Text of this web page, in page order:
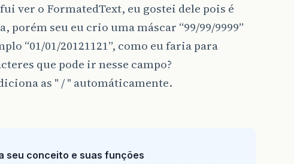
ver o FormatedText, eu gostei dele pois é
porém seu eu crio uma máscar “99/99/9999”
“01/01/20121121”, como eu faria para
que pode ir nesse campo?
as " / " automáticamente.
seu conceito e suas funções